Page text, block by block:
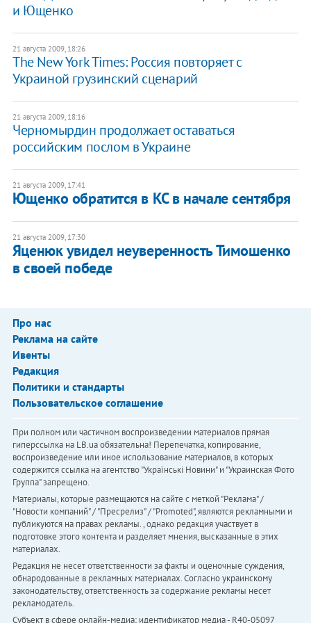
и Ющенко
21 августа 2009, 18:26
The New York Times: Россия повторяет с
Украиной грузинский сценарий
21 августа 2009, 18:16
Черномырдин продолжает оставаться
российским послом в Украине
21 августа 2009, 17:41
Ющенко обратится в КС в начале сентября
21 августа 2009, 17:30
Яценюк увидел неуверенность Тимошенко
в своей победе
Про нас
Реклама на сайте
Ивенты
Редакция
Политики и стандарты
Пользовательское соглашение
При полном или частичном воспроизведении материалов прямая
гиперссылка на LB.ua обязательна! Перепечатка, копирование,
воспроизведение или иное использование материалов, в которых
содержится ссылка на агентство "Українськi Новини" и "Украинская Фото
Группа" запрещено.
Материалы, которые размещаются на сайте с меткой "Реклама" /
"Новости компаний" / "Пресрелиз" / "Promoted", являются рекламными и
публикуются на правах рекламы. , однако редакция участвует в
подготовке этого контента и разделяет мнения, высказанные в этих
материалах.
Редакция не несет ответственности за факты и оценочные суждения,
обнародованные в рекламных материалах. Согласно украинскому
законодательству, ответственность за содержание рекламы несет
рекламодатель.
Субъект в сфере онлайн-медиа; идентификатор медиа - R40-05097